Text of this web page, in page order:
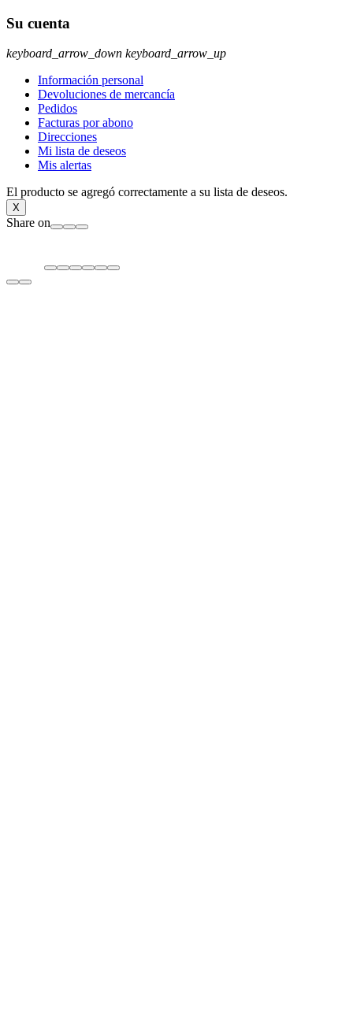
Su cuenta
keyboard_arrow_down keyboard_arrow_up
Información personal
Devoluciones de mercancía
Pedidos
Facturas por abono
Direcciones
Mi lista de deseos
Mis alertas
El producto se agregó correctamente a su lista de deseos.
X
Share on